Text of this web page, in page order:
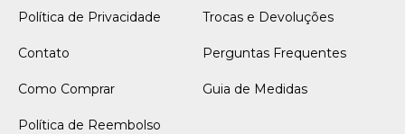
Política de Privacidade
Trocas e Devoluções
Contato Perguntas Frequentes
Como Comprar Guia de Medidas
Política de Reembolso